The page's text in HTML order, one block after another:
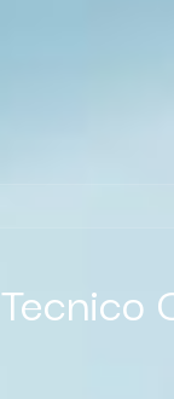
Tecnico